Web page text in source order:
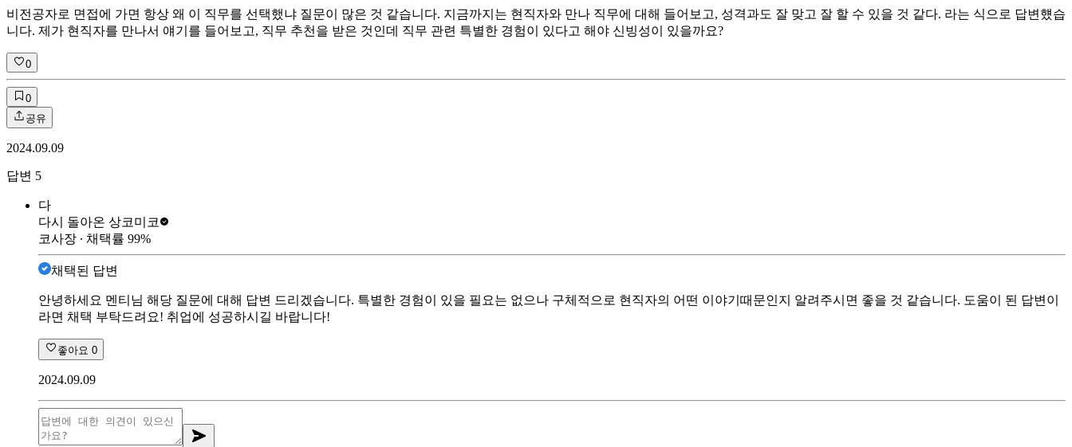
비전공자로 면접에 가면 항상 왜 이 직무를 선택했냐 질문이 많은 것 같습니다. 지금까지는 현직자와 만나 직무에 대해 들어보고, 성격과도 잘 맞고 잘 할 수 있을 것 같다. 라는 식으로 답변헀습
니다. 제가 현직자를 만나서 얘기를 들어보고, 직무 추천을 받은 것인데 직무 관련 특별한 경험이 있다고 해야 신빙성이 있을까요?
0
0
공유
2024.09.09
답변 5
다
다시 돌아온 상코미코
코사장 ∙ 채택률 99%
채택된 답변
안녕하세요 멘티님 해당 질문에 대해 답변 드리겠습니다. 특별한 경험이 있을 필요는 없으나 구체적으로 현직자의 어떤 이야기때문인지 알려주시면 좋을 것 같습니다. 도움이 된 답변이
라면 채택 부탁드려요! 취업에 성공하시길 바랍니다!
좋아요 0
2024.09.09